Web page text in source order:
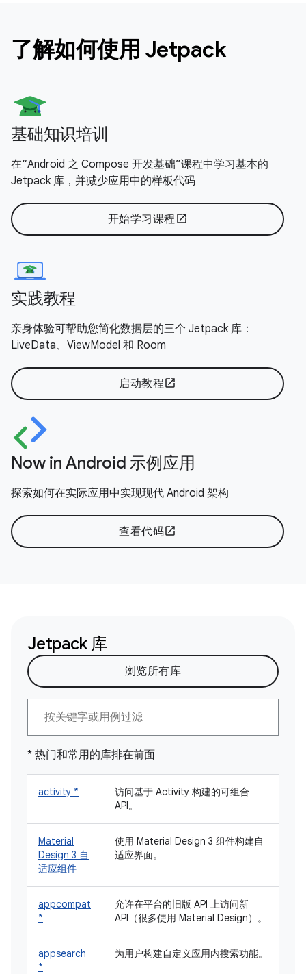
了解如何使用 Jetpack
基础知识培训
在“Android 之 Compose 开发基础”课程中学习基本的
Jetpack 库，并减少应用中的样板代码
开始学习课程 open_in_new
实践教程
亲身体验可帮助您简化数据层的三个 Jetpack 库：
LiveData、ViewModel 和 Room
启动教程 open_in_new
Now in Android 示例应用
探索如何在实际应用中实现现代 Android 架构
查看代码open_in_new
Jetpack 库
浏览所有库
* 热门和常用的库排在前面
activity *
访问基于 Activity 构建的可组合
API。
Material
Design 3 自
适应组件
使用 Material Design 3 组件构建自
适应界面。
appcompat
*
允许在平台的旧版 API 上访问新
API（很多使用 Material Design）。
appsearch
*
为用户构建自定义应用内搜索功能。